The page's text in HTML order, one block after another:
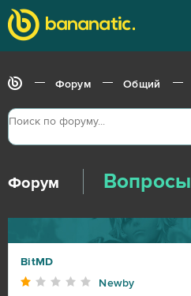
Форум Общий
Форум Вопросы
BitMD
Newby